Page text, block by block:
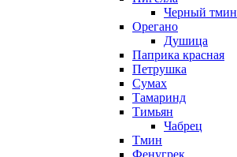
Черный тмин
Орегано
Душица
Паприка красная
Петрушка
Сумах
Тамаринд
Тимьян
Чабрец
Тмин
Фенугрек